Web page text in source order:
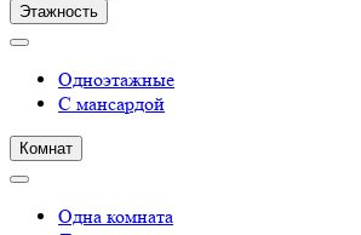
Этажность
Одноэтажные
С мансардой
Комнат
Одна комната